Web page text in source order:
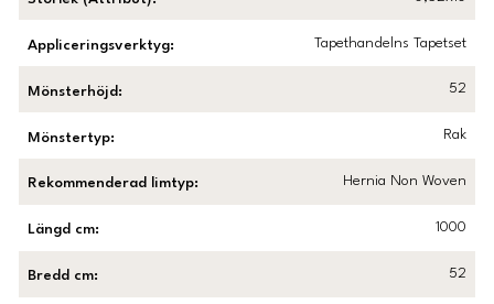
Appliceringsverktyg: Tapethandelns Tapetset
Mönsterhöjd : 52
Mönstertyp: Rak
Rekommenderad limtyp: Hernia Non Woven
Längd cm: 1000
Bredd cm: 52